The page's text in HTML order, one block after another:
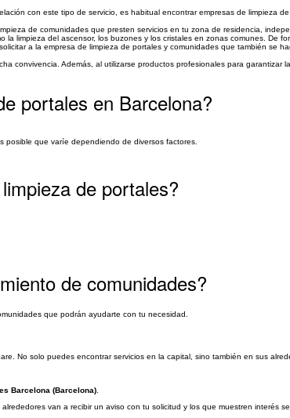
con este tipo de servicio, es habitual encontrar empresas de limpieza
de comunidades que presten servicios en tu zona de residencia,
limpieza del ascensor, los buzones y los cristales en zonas comunes. De
a la empresa de limpieza de portales y comunidades que también se
convivencia. Además, al utilizarse productos profesionales para
portales en Barcelona?
que varíe dependiendo de diversos factores.
de portales?
de comunidades?
que podrán ayudarte con tu necesidad.
No solo puedes encontrar servicios en la capital, sino también en sus
Barcelona (Barcelona)
van a recibir un aviso con tu solicitud y los que muestren